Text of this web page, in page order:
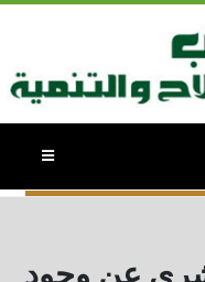
- الاخبار
عن وجود